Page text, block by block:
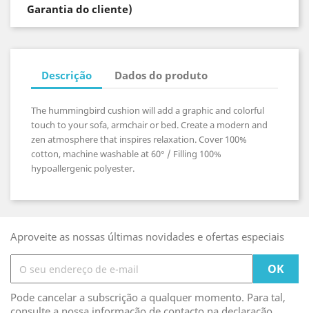
Garantia do cliente)
Descrição Dados do produto
The hummingbird cushion will add a graphic and colorful
touch to your sofa, armchair or bed. Create a modern and
zen atmosphere that inspires relaxation. Cover 100%
cotton, machine washable at 60° / Filling 100%
hypoallergenic polyester.
Aproveite as nossas últimas novidades e ofertas especiais
Pode cancelar a subscrição a qualquer momento. Para tal,